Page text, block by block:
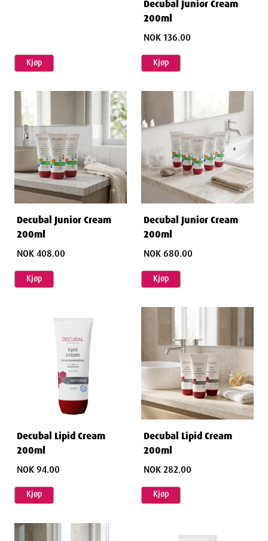
Kjøp
Decubal Junior Cream
200ml
NOK 136.00
Kjøp
Decubal Junior Cream
200ml
NOK 408.00
Kjøp
Decubal Junior Cream
200ml
NOK 680.00
Kjøp
Decubal Lipid Cream
200ml
NOK 94.00
Kjøp
Decubal Lipid Cream
200ml
NOK 282.00
Kjøp